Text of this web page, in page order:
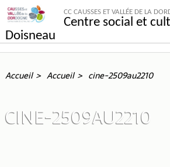
CC CAUSSES ET VALLÉE DE LA
Centre social et
Doisneau
Accueil Accueil cine-2509au2210
CINE-2509AU2210